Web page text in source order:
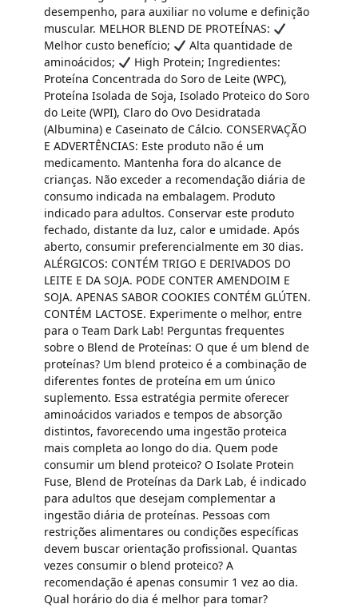
desempenho, para auxiliar no volume e definição
muscular. MELHOR BLEND DE PROTEÍNAS:
Melhor custo benefício;
Alta quantidade de
aminoácidos;
High Protein; Ingredientes:
Proteína Concentrada do Soro de Leite (WPC),
Proteína Isolada de Soja, Isolado Proteico do Soro
do Leite (WPI), Claro do Ovo Desidratada
(Albumina) e Caseinato de Cálcio. CONSERVAÇÃO
E ADVERTÊNCIAS: Este produto não é um
medicamento. Mantenha fora do alcance de
crianças. Não exceder a recomendação diária de
consumo indicada na embalagem. Produto
indicado para adultos. Conservar este produto
fechado, distante da luz, calor e umidade. Após
aberto, consumir preferencialmente em 30 dias.
ALÉRGICOS: CONTÉM TRIGO E DERIVADOS DO
LEITE E DA SOJA. PODE CONTER AMENDOIM E
SOJA. APENAS SABOR COOKIES CONTÉM GLÚTEN.
CONTÉM LACTOSE. Experimente o melhor, entre
para o Team Dark Lab! Perguntas frequentes
sobre o Blend de Proteínas: O que é um blend de
proteínas? Um blend proteico é a combinação de
diferentes fontes de proteína em um único
suplemento. Essa estratégia permite oferecer
aminoácidos variados e tempos de absorção
distintos, favorecendo uma ingestão proteica
mais completa ao longo do dia. Quem pode
consumir um blend proteico? O Isolate Protein
Fuse, Blend de Proteínas da Dark Lab, é indicado
para adultos que desejam complementar a
ingestão diária de proteínas. Pessoas com
restrições alimentares ou condições específicas
devem buscar orientação profissional. Quantas
vezes consumir o blend proteico? A
recomendação é apenas consumir 1 vez ao dia.
Qual horário do dia é melhor para tomar?